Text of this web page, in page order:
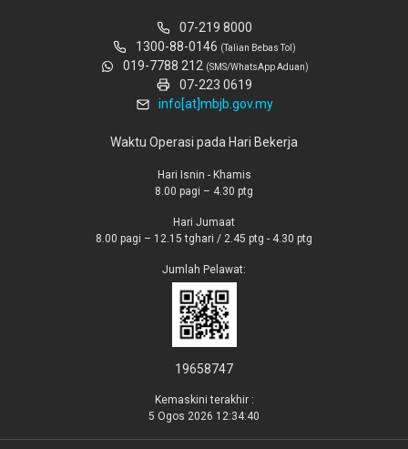
07-219 8000
1300-88-0146 (Talian Bebas Tol)
019-7788 212 (SMS/WhatsApp Aduan)
07-223 0619
info[at]mbjb.gov.my
Waktu Operasi pada Hari Bekerja
Hari Isnin - Khamis
8.00 pagi – 4.30 ptg
Hari Jumaat
8.00 pagi – 12.15 tghari / 2.45 ptg - 4.30 ptg
Jumlah Pelawat:
19658747
Kemaskini terakhir :
5 Ogos 2026 12:34:40